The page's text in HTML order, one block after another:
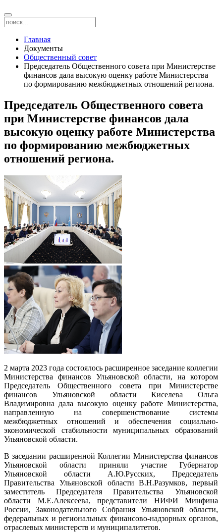
Главная
Документы
Общественный совет
Председатель Общественного совета при Министерстве
финансов дала высокую оценку работе Министерства
по формированию межбюджетных отношений региона.
Председатель Общественного совета
при Министерстве финансов дала
высокую оценку работе Министерства
по формированию межбюджетных
отношений региона.
2 марта 2023 года состоялось расширенное заседание коллегии
Министерства финансов Ульяновской области, на котором
Председатель Общественного совета при Министерстве
финансов Ульяновской области Киселева Ольга
Владимировна дала высокую оценку работе Министерства,
направленную на совершенствование системы
межбюджетных отношений и обеспечения социально-
экономической стабильности муниципальных образований
Ульяновской области.
В заседании расширенной Коллегии Министерства финансов
Ульяновской области приняли участие Губернатор
Ульяновской области А.Ю.Русских, Председатель
Правительства Ульяновской области В.Н.Разумков, первый
заместитель Председателя Правительства Ульяновской
области М.Е.Алексеева, представители НИФИ Минфина
России, Законодательного Собрания Ульяновской области,
федеральных и региональных финансово-надзорных органов,
отраслевых министерств и муниципалитетов.